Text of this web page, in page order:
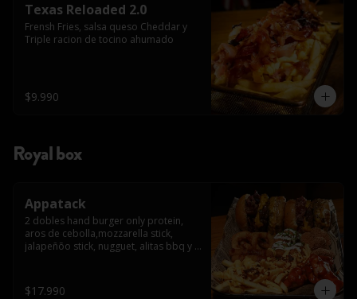
Texas Reloaded 2.0
Frensh Fries, salsa queso Cheddar y
Triple racion de tocino ahumado
$9.990
Royal box
Appatack
2 dobles hand burger only protein,
aros de cebolla,mozzarella stick,
jalapeñõo stick, nugguet, alitas bbq y
$17.990